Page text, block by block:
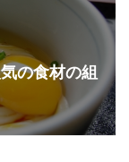
の食材の組